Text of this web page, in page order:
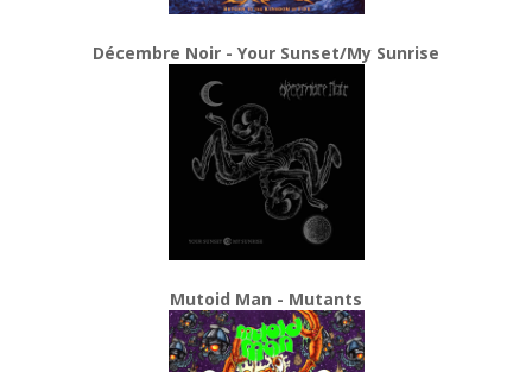
Décembre Noir - Your Sunset/My Sunrise
Mutoid Man - Mutants